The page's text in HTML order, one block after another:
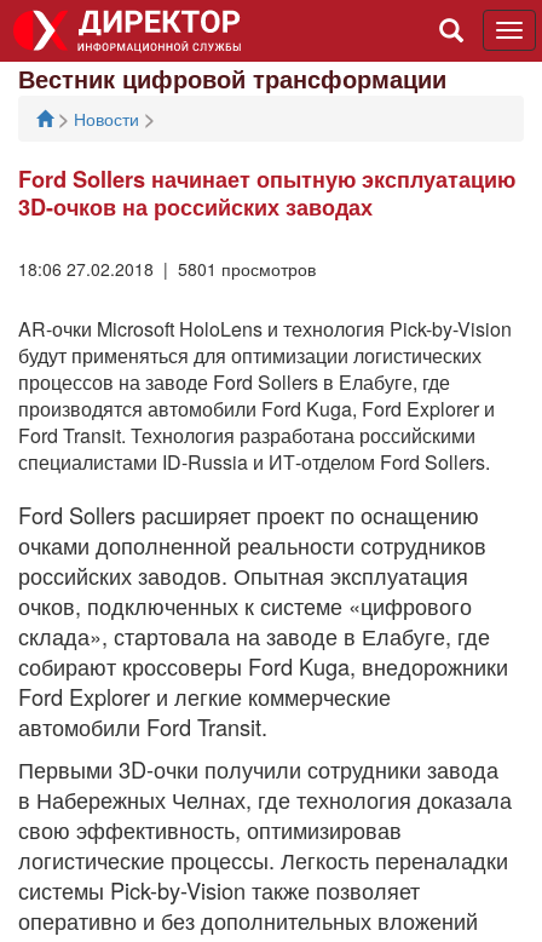
Вестник цифровой трансформации
> Новости >
Ford Sollers начинает опытную эксплуатацию
3D-очков на российских заводах
18:06 27.02.2018 | 5801 просмотров
AR-очки Microsoft HoloLens и технология Pick-by-Vision
будут применяться для оптимизации логистических
процессов на заводе Ford Sollers в Елабуге, где
производятся автомобили Ford Kuga, Ford Explorer и
Ford Transit. Технология разработана российскими
специалистами ID-Russia и ИТ-отделом Ford Sollers.
Ford Sollers расширяет проект по оснащению
очками дополненной реальности сотрудников
российских заводов. Опытная эксплуатация
очков, подключенных к системе «цифрового
склада», стартовала на заводе в Елабуге, где
собирают кроссоверы Ford Kuga, внедорожники
Ford Explorer и легкие коммерческие
автомобили Ford Transit.
Первыми 3D-очки получили сотрудники завода
в Набережных Челнах, где технология доказала
свою эффективность, оптимизировав
логистические процессы. Легкость переналадки
системы Pick-by-Vision также позволяет
оперативно и без дополнительных вложений